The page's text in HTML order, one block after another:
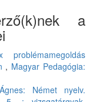
a
problémamegoldás
, Magyar Pedagógia:
Német nyelv.